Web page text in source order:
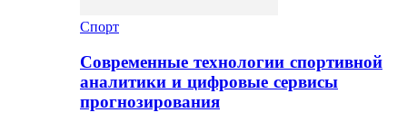
Спорт
Современные технологии спортивной
аналитики и цифровые сервисы
прогнозирования